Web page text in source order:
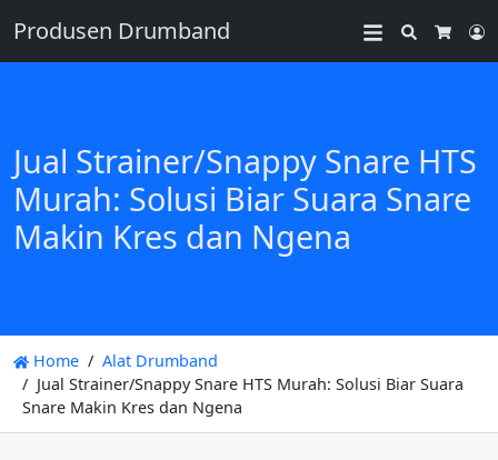
Produsen Drumband
Search
Jual Strainer/Snappy Snare HTS
Murah: Solusi Biar Suara Snare
Makin Kres dan Ngena
Home
Alat Drumband
Jual Strainer/Snappy Snare HTS Murah: Solusi Biar Suara
Snare Makin Kres dan Ngena